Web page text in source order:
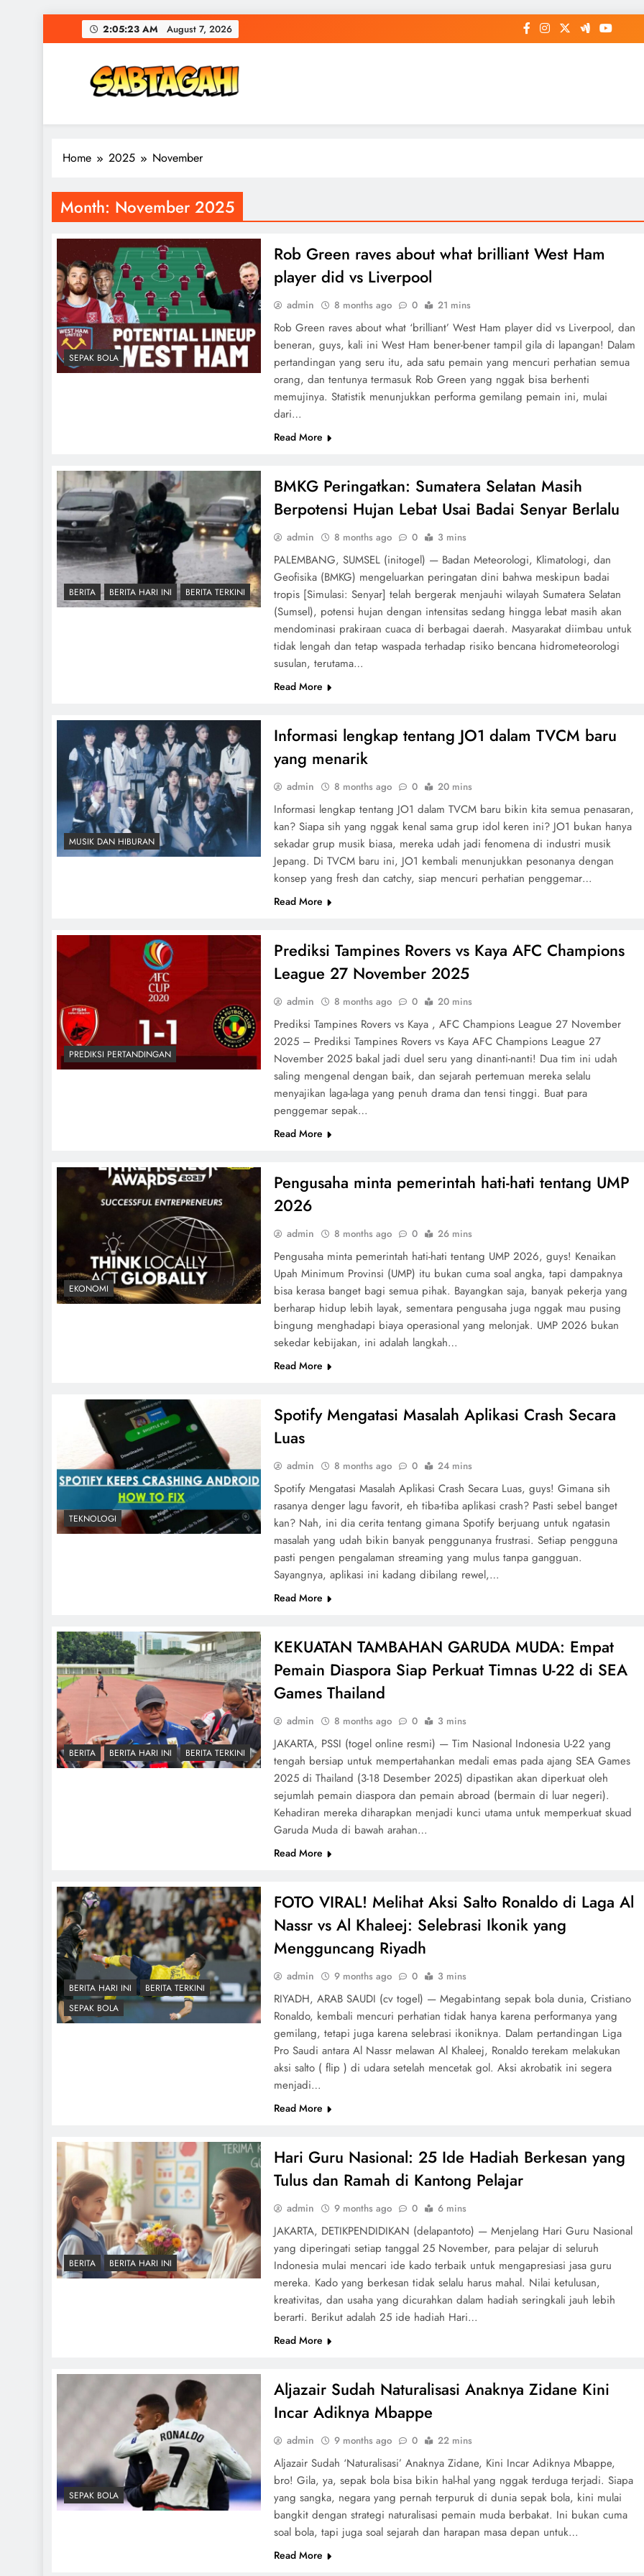
to
2:05:24 AM August 7, 2026
Home 2025 November
Month: November 2025
SEPAK BOLA
Rob Green raves about what brilliant West Ham
player did vs Liverpool
admin 8 months ago 0 21 mins
Rob Green raves about what ‘brilliant’ West Ham player did vs Liverpool, dan
beneran, guys, kali ini West Ham bener-bener tampil gila di lapangan! Dalam
pertandingan yang seru itu, ada satu pemain yang mencuri perhatian semua
orang, dan tentunya termasuk Rob Green yang nggak bisa berhenti
memujinya. Statistik menunjukkan performa gemilang pemain ini, mulai
dari…
Read More
BERITA BERITA HARI INI BERITA TERKINI
BMKG Peringatkan: Sumatera Selatan Masih
Berpotensi Hujan Lebat Usai Badai Senyar Berlalu
admin 8 months ago 0 3 mins
PALEMBANG, SUMSEL (initogel) — Badan Meteorologi, Klimatologi, dan
Geofisika (BMKG) mengeluarkan peringatan dini bahwa meskipun badai
tropis [Simulasi: Senyar] telah bergerak menjauhi wilayah Sumatera Selatan
(Sumsel), potensi hujan dengan intensitas sedang hingga lebat masih akan
mendominasi prakiraan cuaca di berbagai daerah. Masyarakat diimbau untuk
tidak lengah dan tetap waspada terhadap risiko bencana hidrometeorologi
susulan, terutama…
Read More
MUSIK DAN HIBURAN
Informasi lengkap tentang JO1 dalam TVCM baru
yang menarik
admin 8 months ago 0 20 mins
Informasi lengkap tentang JO1 dalam TVCM baru bikin kita semua penasaran,
kan? Siapa sih yang nggak kenal sama grup idol keren ini? JO1 bukan hanya
sekadar grup musik biasa, mereka udah jadi fenomena di industri musik
Jepang. Di TVCM baru ini, JO1 kembali menunjukkan pesonanya dengan
konsep yang fresh dan catchy, siap mencuri perhatian penggemar…
Read More
PREDIKSI PERTANDINGAN
Prediksi Tampines Rovers vs Kaya AFC Champions
League 27 November 2025
admin 8 months ago 0 20 mins
Prediksi Tampines Rovers vs Kaya , AFC Champions League 27 November
2025 – Prediksi Tampines Rovers vs Kaya AFC Champions League 27
November 2025 bakal jadi duel seru yang dinanti-nanti! Dua tim ini udah
saling mengenal dengan baik, dan sejarah pertemuan mereka selalu
menyajikan laga-laga yang penuh drama dan tensi tinggi. Buat para
penggemar sepak…
Read More
EKONOMI
Pengusaha minta pemerintah hati-hati tentang UMP
2026
admin 8 months ago 0 26 mins
Pengusaha minta pemerintah hati-hati tentang UMP 2026, guys! Kenaikan
Upah Minimum Provinsi (UMP) itu bukan cuma soal angka, tapi dampaknya
bisa kerasa banget bagi semua pihak. Bayangkan saja, banyak pekerja yang
berharap hidup lebih layak, sementara pengusaha juga nggak mau pusing
bingung menghadapi biaya operasional yang melonjak. UMP 2026 bukan
sekedar kebijakan, ini adalah langkah…
Read More
TEKNOLOGI
Spotify Mengatasi Masalah Aplikasi Crash Secara
Luas
admin 8 months ago 0 24 mins
Spotify Mengatasi Masalah Aplikasi Crash Secara Luas, guys! Gimana sih
rasanya denger lagu favorit, eh tiba-tiba aplikasi crash? Pasti sebel banget
kan? Nah, ini dia cerita tentang gimana Spotify berjuang untuk ngatasin
masalah yang udah bikin banyak penggunanya frustrasi. Setiap pengguna
pasti pengen pengalaman streaming yang mulus tanpa gangguan.
Sayangnya, aplikasi ini kadang dibilang rewel,…
Read More
BERITA BERITA HARI INI BERITA TERKINI
KEKUATAN TAMBAHAN GARUDA MUDA: Empat
Pemain Diaspora Siap Perkuat Timnas U-22 di SEA
Games Thailand
admin 8 months ago 0 3 mins
JAKARTA, PSSI (togel online resmi) — Tim Nasional Indonesia U-22 yang
tengah bersiap untuk mempertahankan medali emas pada ajang SEA Games
2025 di Thailand (3-18 Desember 2025) dipastikan akan diperkuat oleh
sejumlah pemain diaspora dan pemain abroad (bermain di luar negeri).
Kehadiran mereka diharapkan menjadi kunci utama untuk memperkuat skuad
Garuda Muda di bawah arahan…
Read More
BERITA HARI INI
BERITA TERKINI
SEPAK BOLA
FOTO VIRAL! Melihat Aksi Salto Ronaldo di Laga Al
Nassr vs Al Khaleej: Selebrasi Ikonik yang
Mengguncang Riyadh
admin 9 months ago 0 3 mins
RIYADH, ARAB SAUDI (cv togel) — Megabintang sepak bola dunia, Cristiano
Ronaldo, kembali mencuri perhatian tidak hanya karena performanya yang
gemilang, tetapi juga karena selebrasi ikoniknya. Dalam pertandingan Liga
Pro Saudi antara Al Nassr melawan Al Khaleej, Ronaldo terekam melakukan
aksi salto ( flip ) di udara setelah mencetak gol. Aksi akrobatik ini segera
menjadi…
Read More
BERITA BERITA HARI INI
Hari Guru Nasional: 25 Ide Hadiah Berkesan yang
Tulus dan Ramah di Kantong Pelajar
admin 9 months ago 0 6 mins
JAKARTA, DETIKPENDIDIKAN (delapantoto) — Menjelang Hari Guru Nasional
yang diperingati setiap tanggal 25 November, para pelajar di seluruh
Indonesia mulai mencari ide kado terbaik untuk mengapresiasi jasa guru
mereka. Kado yang berkesan tidak selalu harus mahal. Nilai ketulusan,
kreativitas, dan usaha yang dicurahkan dalam hadiah seringkali jauh lebih
berarti. Berikut adalah 25 ide hadiah Hari…
Read More
SEPAK BOLA
Aljazair Sudah Naturalisasi Anaknya Zidane Kini
Incar Adiknya Mbappe
admin 9 months ago 0 22 mins
Aljazair Sudah ‘Naturalisasi’ Anaknya Zidane, Kini Incar Adiknya Mbappe,
bro! Gila, ya, sepak bola bisa bikin hal-hal yang nggak terduga terjadi. Siapa
yang sangka, negara yang pernah terpuruk di dunia sepak bola, kini mulai
bangkit dengan strategi naturalisasi pemain muda berbakat. Ini bukan cuma
soal bola, tapi juga soal sejarah dan harapan masa depan untuk…
Read More